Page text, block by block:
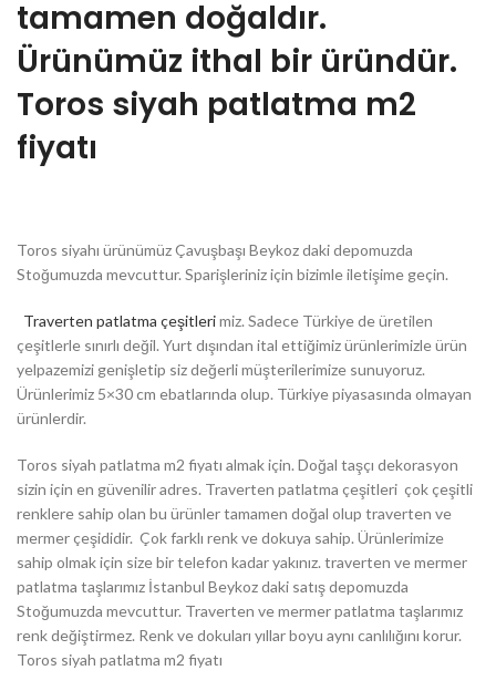
tamamen doğaldır.
Ürünümüz ithal bir üründür.
Toros siyah patlatma m2
fiyatı
Toros siyahı ürünümüz Çavuşbaşı Beykoz daki depomuzda
Stoğumuzda mevcuttur. Sparişleriniz için bizimle iletişime geçin.
Traverten patlatma çeşitlerimiz. Sadece Türkiye de üretilen
çeşitlerle sınırlı değil. Yurt dışından ital ettiğimiz ürünlerimizle ürün
yelpazemizi genişletip siz değerli müşterilerimize sunuyoruz.
Ürünlerimiz 5×30 cm ebatlarında olup. Türkiye piyasasında olmayan
ürünlerdir.
Toros siyah patlatma m2 fiyatı almak için. Doğal taşçı dekorasyon
sizin için en güvenilir adres. Traverten patlatma çeşitleri çok çeşitli
renklere sahip olan bu ürünler tamamen doğal olup traverten ve
mermer çeşididir. Çok farklı renk ve dokuya sahip. Ürünlerimize
sahip olmak için size bir telefon kadar yakınız. traverten ve mermer
patlatma taşlarımız İstanbul Beykoz daki satış depomuzda
Stoğumuzda mevcuttur. Traverten ve mermer patlatma taşlarımız
renk değiştirmez. Renk ve dokuları yıllar boyu aynı canlılığını korur.
Toros siyah patlatma m2 fiyatı